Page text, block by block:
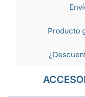
Producto